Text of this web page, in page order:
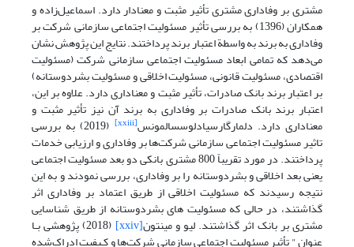
مشتری بر وفاداری مشتری تأثیر مثبت و معنادار دارد. اسماعیل‌زاده و
همکاران (1396) به بررسی تأثیر مسئولیت اجتماعی سازمانی شرکت بر
وفاداری به برند به واسطة اعتبار برند پرداختند. نتایج این پژوهش نشان
می‌دهد که تمامی ابعاد مسئولیت اجتماعی سازمانی شرکت (مسئولیت
اقتصادی، مسئولیت قانونی، مسئولیت اخلاقی و مسئولیت بشردوستانه)
بر اعتبار برند بانک صادرات، تأثیر مثبت و معناداری دارد. علاوه بر این،
اعتبار برند بانک صادرات بر وفاداری به برند آن نیز تأثیر مثبت و
معناداری دارد. دلمارگارسیادلوسسالمونس[xxiii] (2019) به بررسی
تاثیر مسئولیت اجتماعی سازمانی شرکت‌ها بر وفاداری و ارزیابی خدمات
پرداختند. در مورد تقریباً 800 مشتری بانکی دو بعد مسئولیت اجتماعی
یعنی بعد اخلاقی و بشردوستانه را بر وفاداری، بررسی نمودند و به این
نتیجه رسیدند که مسئولیت اخلاقی از طریق اعتماد بر وفاداری اثر
گذاشتند، در حالی که مسئولیت های بشردوستانه از طریق شناسایی
مشتری بر بانک اثر گذاشتند. لیو و مینتون[xxiv] (2018) پژوهشی بـا
عنوان " تأثیر مسئولیت اجتماعی سازمانی شرکت‌ها و کـیفیت ادراک‌شده